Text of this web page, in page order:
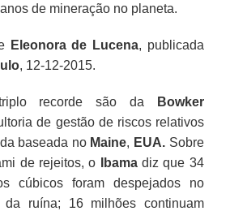
de mineração no planeta.
Eleonora de Lucena, publicada
, 12-12-2015.
recorde são da
Bowker
de gestão de riscos relativos
baseada no Maine, EUA. Sobre
de rejeitos, o
Ibamadiz que 34
cúbicos foram despejados no
da ruína; 16 milhões continuam